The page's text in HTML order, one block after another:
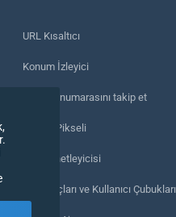
URL Kısaltıcı
Konum İzleyici
Telefon numarasını takip et
İzleme Pikseli
URL denetleyicisi
IP Sayaçları ve Kullanıcı Çubukları